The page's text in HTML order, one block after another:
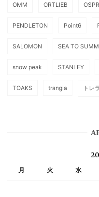
OMM ORTLIEB
PENDLETON Point6
SALOMON SEA TO
snow peak STANLEY
TOAKS trangia トレ
月 火 水